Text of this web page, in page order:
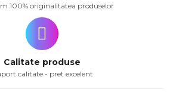
100% originalitatea produselor
Calitate produse
calitate - pret excelent